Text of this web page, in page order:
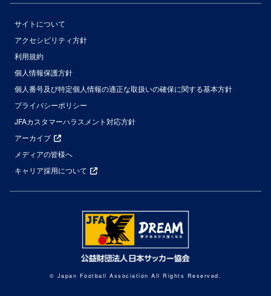
サイトについて
アクセシビリティ方針
利用規約
個人情報保護方針
個人番号及び特定個人情報の適正な取扱いの確保に関する基本方針
プライバシーポリシー
JFAカスタマーハラスメント対応方針
アーカイブ
メディアの皆様へ
キャリア採用について
© Japan Football Association All Rights Reserved.